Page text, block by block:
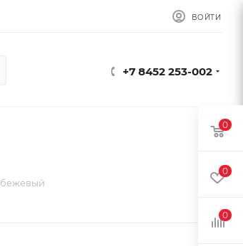
ВОЙТИ
+7 8452 253-002
бежевый
0
0
0